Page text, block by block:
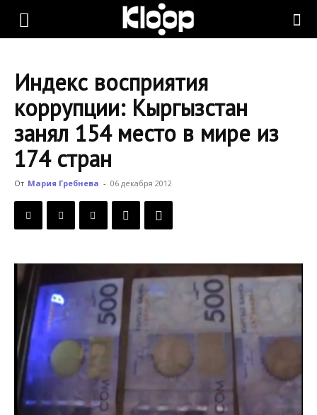
KLOOP.KG
Новости
Кыргызстана
Индекс восприятия
коррупции: Кыргызстан
занял 154 место в мире из
174 стран
От Мария Гребнева - 06 декабря 2012